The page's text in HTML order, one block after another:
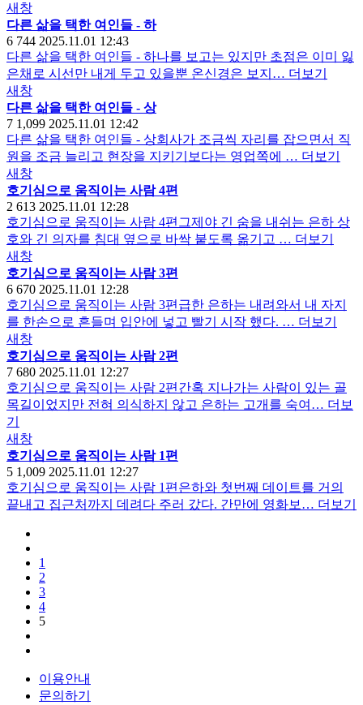
새창
다른 삶을 택한 여인들 - 하
6 744 2025.11.01 12:43
다른 삶을 택한 여인들 - 하나를 보고는 있지만 초점은 이미 잃
은채로 시선만 내게 두고 있을뿐 온신경은 보지… 더보기
새창
다른 삶을 택한 여인들 - 상
7 1,099 2025.11.01 12:42
다른 삶을 택한 여인들 - 상회사가 조금씩 자리를 잡으면서 직
원을 조금 늘리고 현장을 지키기보다는 영업쪽에 … 더보기
새창
호기심으로 움직이는 사람 4편
2 613 2025.11.01 12:28
호기심으로 움직이는 사람 4편그제야 긴 숨을 내쉬는 은하 상
호와 긴 의자를 침대 옆으로 바싹 붙도록 옮기고 … 더보기
새창
호기심으로 움직이는 사람 3편
6 670 2025.11.01 12:28
호기심으로 움직이는 사람 3편급한 은하는 내려와서 내 자지
를 한손으로 흔들며 입안에 넣고 빨기 시작 했다. … 더보기
새창
호기심으로 움직이는 사람 2편
7 680 2025.11.01 12:27
호기심으로 움직이는 사람 2편간혹 지나가는 사람이 있는 골
목길이었지만 전혀 의식하지 않고 은하는 고개를 숙여… 더보
기
새창
호기심으로 움직이는 사람 1편
5 1,009 2025.11.01 12:27
호기심으로 움직이는 사람 1편은하와 첫번째 데이트를 거의
끝내고 집근처까지 데려다 주러 갔다. 간만에 영화보… 더보기
1
2
3
4
5
이용안내
문의하기